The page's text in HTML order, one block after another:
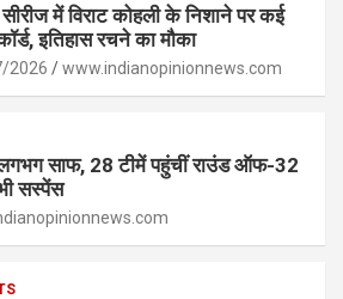
में विराट कोहली के निशाने पर कई
इतिहास रचने का मौका
2026 www.indianopinionnews.com
साफ, 28 टीमें पहुंचीं राउंड ऑफ-32
सस्पेंस